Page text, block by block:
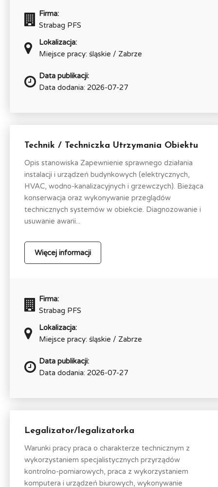
Firma:
Strabag PFS
Lokalizacja:
Miejsce pracy: śląskie / Zabrze
Data publikacji:
Data dodania: 2026-07-27
Technik / Techniczka Utrzymania Obiektu
Opis stanowiska Zapewnienie sprawnego działania
instalacji i urządzeń budynkowych (elektrycznych,
HVAC, wodno-kanalizacyjnych i grzewczych). Bieżąca
konserwacja oraz wykonywanie przeglądów
technicznych systemów w obiekcie. Diagnozowanie i
usuwanie awarii...
Więcej informacji
Firma:
Strabag PFS
Lokalizacja:
Miejsce pracy: śląskie / Zabrze
Data publikacji:
Data dodania: 2026-07-27
Legalizator/legalizatorka
Warunki pracy praca o charakterze technicznym z
wykorzystaniem specjalistycznych przyrządów
kontrolno-pomiarowych, praca z wykorzystaniem
komputera i urządzeń biurowych, wykonywanie